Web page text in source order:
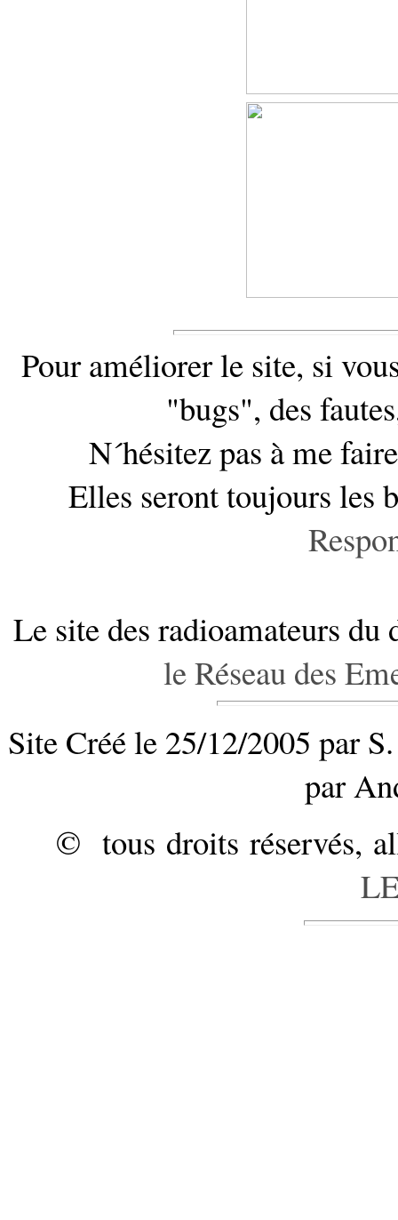
Pour améliorer le site, si
"bugs", des
N´hésitez pas à me
Elles seront toujours les
Le site des radioamateurs
le Réseau des
Site Créé le 25/12/2005 par
par
© tous droits réservés,